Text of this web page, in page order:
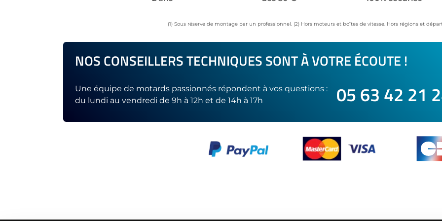
(1) Sous réserve de montage par un professionnel. (2) Hors moteurs et boîtes de vitesse. Hors régions et
NOS CONSEILLERS TECHNIQUES SONT À VOTRE ÉCOUTE !
Une équipe de motards passionnés répondent à vos questions :
du lundi au vendredi de 9h à 12h et de 14h à 17h
05 63 42 21